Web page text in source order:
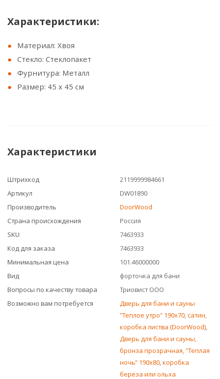
Характеристики:
Материал: Хвоя
Стекло: Стеклопакет
Фурнитура: Металл
Размер: 45 х 45 см
Характеристики
Штрихкод
2119999984661
Артикул
DW01890
Производитель
DoorWood
Страна происхождения
Россия
SKU
7463933
Код для заказа
7463933
Минимальная цена
101.46000000
Вид
форточка для бани
Вопросы по качеству товара
Триовист ООО
Возможно вам потребуется
Дверь для бани и сауны
"Теплое утро" 190x70, сатин,
коробка листва (DoorWood),
Дверь для бани и сауны,
бронза прозрачная, "Теплая
ночь" 190х80, коробка
береза или ольха